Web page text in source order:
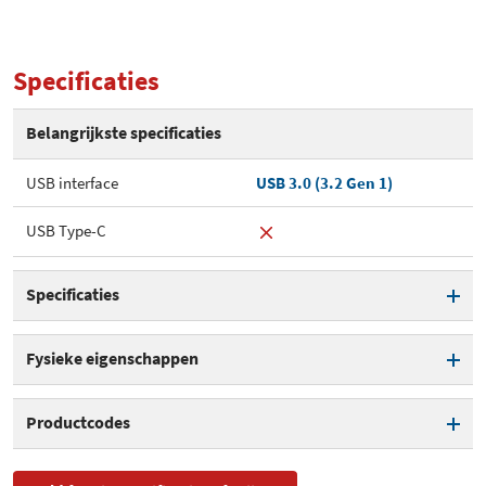
Specificaties
Belangrijkste specificaties
USB interface USB 3.0 (3.2 Gen 1)
USB Type-C
Specificaties
Ondersteuning voor M.2 SATA
Fysieke eigenschappen
Productcodes
SKU
EEM2-SA